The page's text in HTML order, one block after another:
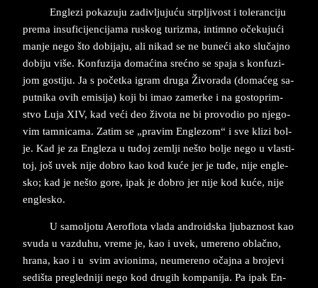
En­gle­zi po­ka­zu­ju zad­ivlju­juću str­plji­vost i to­le­ran­ci­ju
pre­ma insufi­ci­jen­ci­ja­ma ru­skog turi­zma, in­tim­no očeku­jući
man­je nego što do­bi­ja­ju, ali ni­kad se ne buneći ako slučajno
do­bi­ju više. Kon­fu­zi­ja domaćina srećno se spa­ja s kon­fu­zi­
jom go­sti­ju. Ja s početka igram dru­ga Živo­ra­da (domaćeg sa­
put­ni­ka ovih emi­si­ja) koji bi imao za­mer­ke i na go­sto­prim­
stvo Luja XIV, kad veći deo živo­ta ne bi pro­vo­dio po nje­go­
vim tam­ni­ca­ma. Zatim se „pra­vim En­gle­zom“ i sve kli­zi bol­
je. Kad je za En­gle­za u tuđoj ze­ml­ji ne­š­to bol­je nego u vla­sti­
toj, još uvek nije do­bro kao kod kuće jer je tuđe, ni­je­ en­gle­
sko; ka­d je ­ne­što­ go­re, ipa­k je­ do­bro ­jer ni­je kod kuće, nije
en­gle­sko.
U sa­mol­jo­tu Ae­ro­flo­ta vla­da an­dro­id­ska lju­ba­znost kao
svu­da u va­zdu­hu, vre­me je, kao i uvek, ume­re­no oblačno,
hra­na, kao i u svim avi­o­ni­ma, ne­u­me­re­no očajna a bro­je­vi
se­di­šta pre­gled­ni­ji nego kod dru­gih kom­pa­ni­ja. Pa ipak En­